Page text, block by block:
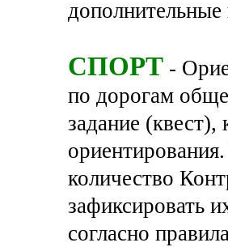
СПОРТ-
по дорогам
задание
количество
зафиксировать
согласно